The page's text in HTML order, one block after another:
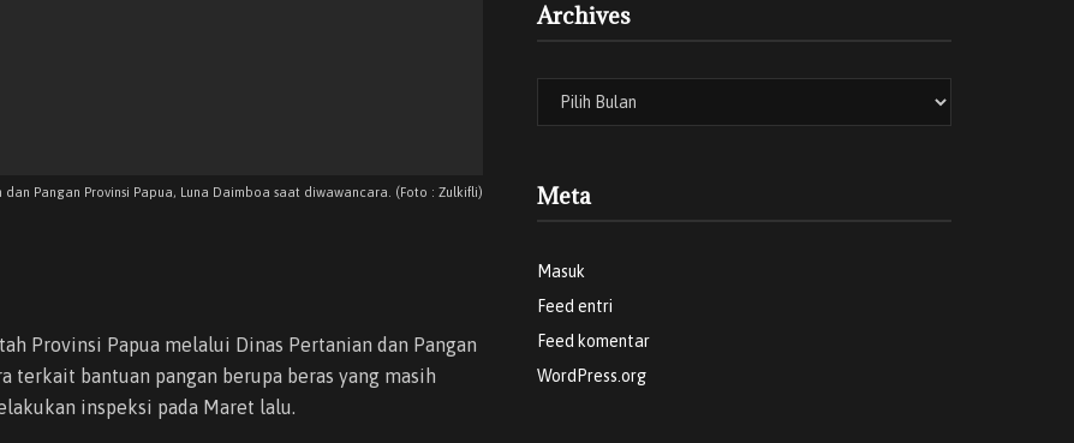
dan Pangan Provinsi Papua, Luna Daimboa saat diwawancara. (Foto : Zulkifli)
Provinsi Papua melalui Dinas Pertanian dan Pangan
terkait bantuan pangan berupa beras yang masih
inspeksi pada Maret lalu.
Archives
Meta
Masuk
Feed entri
Feed komentar
WordPress.org